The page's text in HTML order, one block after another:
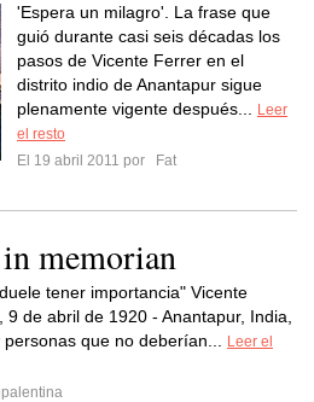
'Espera un milagro'. La frase que
guió durante casi seis décadas los
pasos de Vicente Ferrer en el
distrito indio de Anantapur sigue
plenamente vigente después...
Leer
el resto
El 19 abril 2011 por
Fat
memorian
tener importancia" Vicente
de abril de 1920 - Anantapur, India,
que no deberían...
Leer el